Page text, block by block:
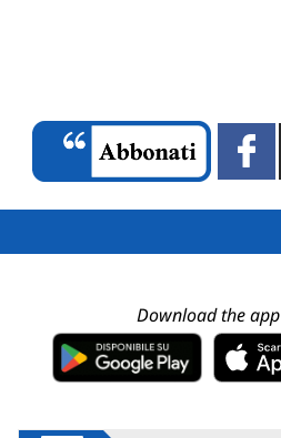
Download the app